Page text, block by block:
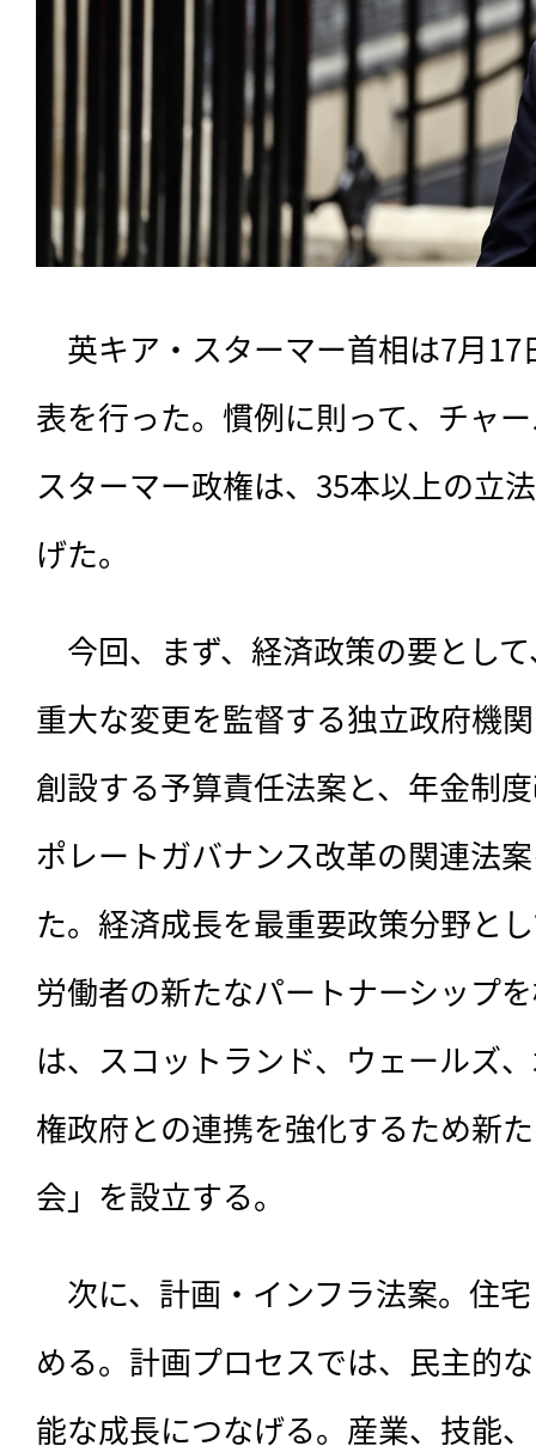
英キア・スターマー首相は7月17
表を行った。慣例に則って、チャ
スターマー政権は、35本以上の立
げた。
今回、まず、 経済政策の要とし
重大な変更を監督する独立政府機
創設する予算責任法案と、年金制
ポレートガバナンス改革の関連法
た。経済成長を最重要政策分野と
労働者の新たなパートナーシップ
は、スコットランド、ウェールズ
権政府との連携を強化するため新
会」を設立する。
次に、計画・インフラ法案。住
める。計画プロセスでは、民主的
能な成長につなげる。産業、技能